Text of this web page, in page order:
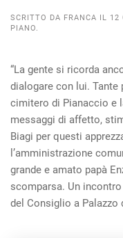
SCRITTO DA FRANCA IL 12
PIANO.
“La gente si ricorda
dialogare con lui.
cimitero di Pianaccio e
messaggi di affetto,
Biagi per questi
l’amministrazione
grande e amato papà
scomparsa. Un
del Consiglio a Palazzo